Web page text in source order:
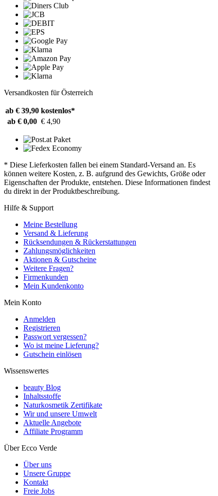
Versandkosten für Österreich
ab € 39,90 kostenlos*
ab € 0,00 € 4,90
* Diese Lieferkosten fallen bei einem Standard-Versand an. Es
können weitere Kosten, z. B. aufgrund des Gewichts, Größe oder
Eigenschaften der Produkte, entstehen. Diese Informationen findest
du direkt in der Produktbeschreibung.
Hilfe & Support
Meine Bestellung
Versand & Lieferung
Rücksendungen & Rückerstattungen
Zahlungsmöglichkeiten
Aktionen & Gutscheine
Weitere Fragen?
Firmenkunden
Mein Kundenkonto
Mein Konto
Anmelden
Registrieren
Passwort vergessen?
Wo ist meine Lieferung?
Gutschein einlösen
Wissenswertes
beauty Blog
Inhaltsstoffe
Naturkosmetik Zertifikate
Wir und unsere Umwelt
Aktuelle Angebote
Affiliate Programm
Über Ecco Verde
Über uns
Unsere Gruppe
Kontakt
Freie Jobs